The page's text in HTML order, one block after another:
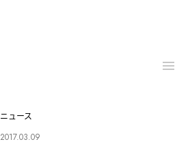
ニュース
2017.03.09